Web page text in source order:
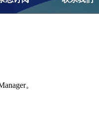
。